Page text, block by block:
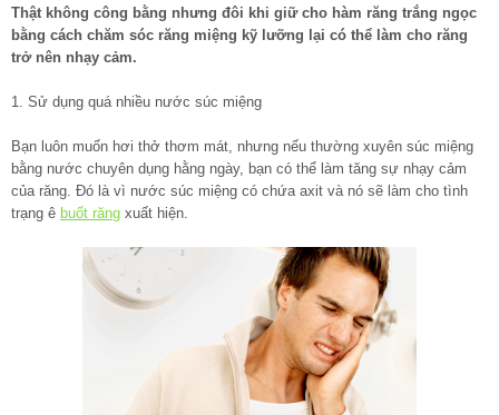
Thật không công bằng nhưng đôi khi giữ cho hàm răng trắng ngọc
bằng cách chăm sóc răng miệng kỹ lưỡng lại có thể làm cho răng
trở nên nhạy cảm.
1. Sử dụng quá nhiều nước súc miệng
Bạn luôn muốn hơi thở thơm mát, nhưng nếu thường xuyên súc miệng
bằng nước chuyên dụng hằng ngày, bạn có thể làm tăng sự nhạy cảm
của răng. Đó là vì nước súc miệng có chứa axit và nó sẽ làm cho tình
trạng ê buốt răng xuất hiện.